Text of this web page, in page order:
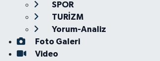
SPOR
TURİZM
Yorum-Analiz
Foto Galeri
Video